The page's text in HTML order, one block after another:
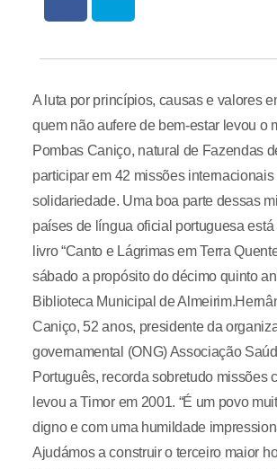
A luta por princípios, causas e valores
quem não aufere de bem-estar levou o
Pombas Caniço, natural de Fazendas
participar em 42 missões internacionais
solidariedade. Uma boa parte dessas
países de língua oficial portuguesa
livro “Canto e Lágrimas em Terra
sábado a propósito do décimo quinto
Biblioteca Municipal de
Caniço, 52 anos, presidente da
governamental (ONG) Associação
Português, recorda sobretudo missões
levou a Timor em 2001. “É um povo
digno e com uma humildade
Ajudámos a construir o terceiro maior